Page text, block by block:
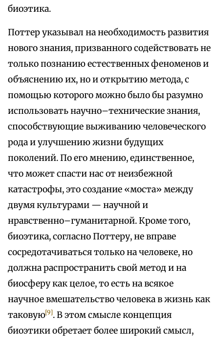
биоэтика.
Поттер указывал на необходимость развития
нового знания, призванного содействовать не
только познанию естественных феноменов и
объяснению их, но и открытию метода, с
помощью которого можно было бы разумно
использовать научно–технические знания,
способствующие выживанию человеческого
рода и улучшению жизни будущих
поколений. По его мнению, единственное,
что может спасти нас от неизбежной
катастрофы, это создание «моста» между
двумя культурами — научной и
нравственно–гуманитарной. Кроме того,
биоэтика, согласно Поттеру, не вправе
сосредотачиваться только на человеке, но
должна распространить свой метод и на
биосферу как целое, то есть на всякое
научное вмешательство человека в жизнь как
таковую[9]. В этом смысле концепция
биоэтики обретает более широкий смысл,